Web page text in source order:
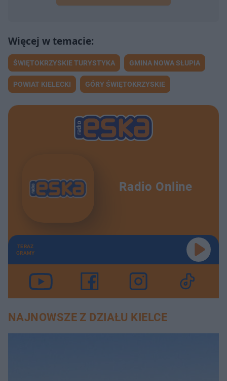
ŚWIĘTOKRZYSKIE TURYSTYKA GMINA NOWA SŁUPIA
POWIAT KIELECKI GÓRY ŚWIĘTOKRZYSKIE
Radio Online
TERAZ
GRAMY
NAJNOWSZE Z DZIAŁU KIELCE